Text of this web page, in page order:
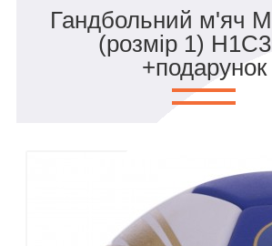
Гандбольний м'яч
(розмір 1)
+подарунок